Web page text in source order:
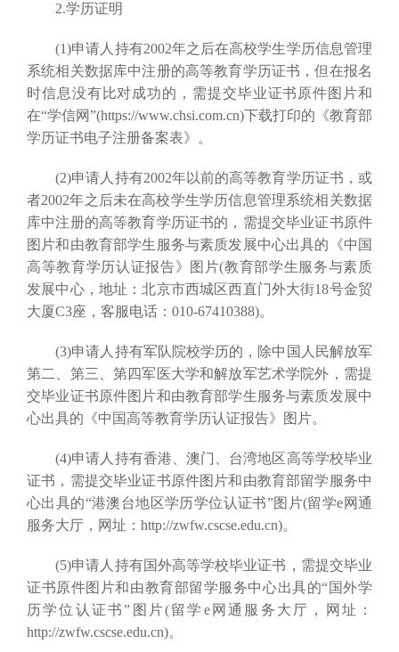
2.学历证明
(1)申请人持有2002年之后在高校学生学历信息管理
系统相关数据库中注册的高等教育学历证书，但在报名
时信息没有比对成功的，需提交毕业证书原件图片和
在“学信网”(https://www.chsi.com.cn)下载打印的《教育部
学历证书电子注册备案表》。
(2)申请人持有2002年以前的高等教育学历证书，或
者2002年之后未在高校学生学历信息管理系统相关数据
库中注册的高等教育学历证书的，需提交毕业证书原件
图片和由教育部学生服务与素质发展中心出具的《中国
高等教育学历认证报告》图片(教育部学生服务与素质
发展中心，地址：北京市西城区西直门外大街18号金贸
大厦C3座，客服电话：010-67410388)。
(3)申请人持有军队院校学历的，除中国人民解放军
第二、第三、第四军医大学和解放军艺术学院外，需提
交毕业证书原件图片和由教育部学生服务与素质发展中
心出具的《中国高等教育学历认证报告》图片。
(4)申请人持有香港、澳门、台湾地区高等学校毕业
证书，需提交毕业证书原件图片和由教育部留学服务中
心出具的“港澳台地区学历学位认证书”图片(留学e网通
服务大厅，网址：http://zwfw.cscse.edu.cn)。
(5)申请人持有国外高等学校毕业证书，需提交毕业
证书原件图片和由教育部留学服务中心出具的“国外学
历学位认证书”图片(留学e网通服务大厅，网址：
http://zwfw.cscse.edu.cn)。